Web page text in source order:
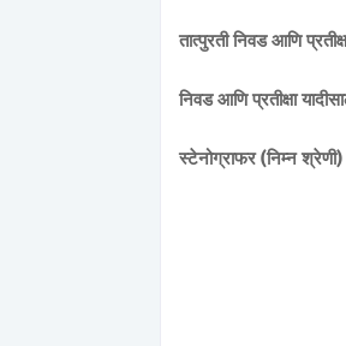
तात्पुरती निवड आणि
निवड आणि प्रतीक्षा
स्टेनोग्राफर (निम्न श्रेणी)